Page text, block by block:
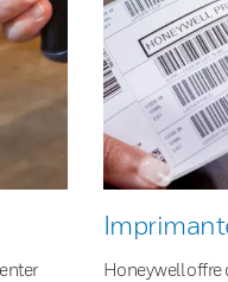
Honeywell offre